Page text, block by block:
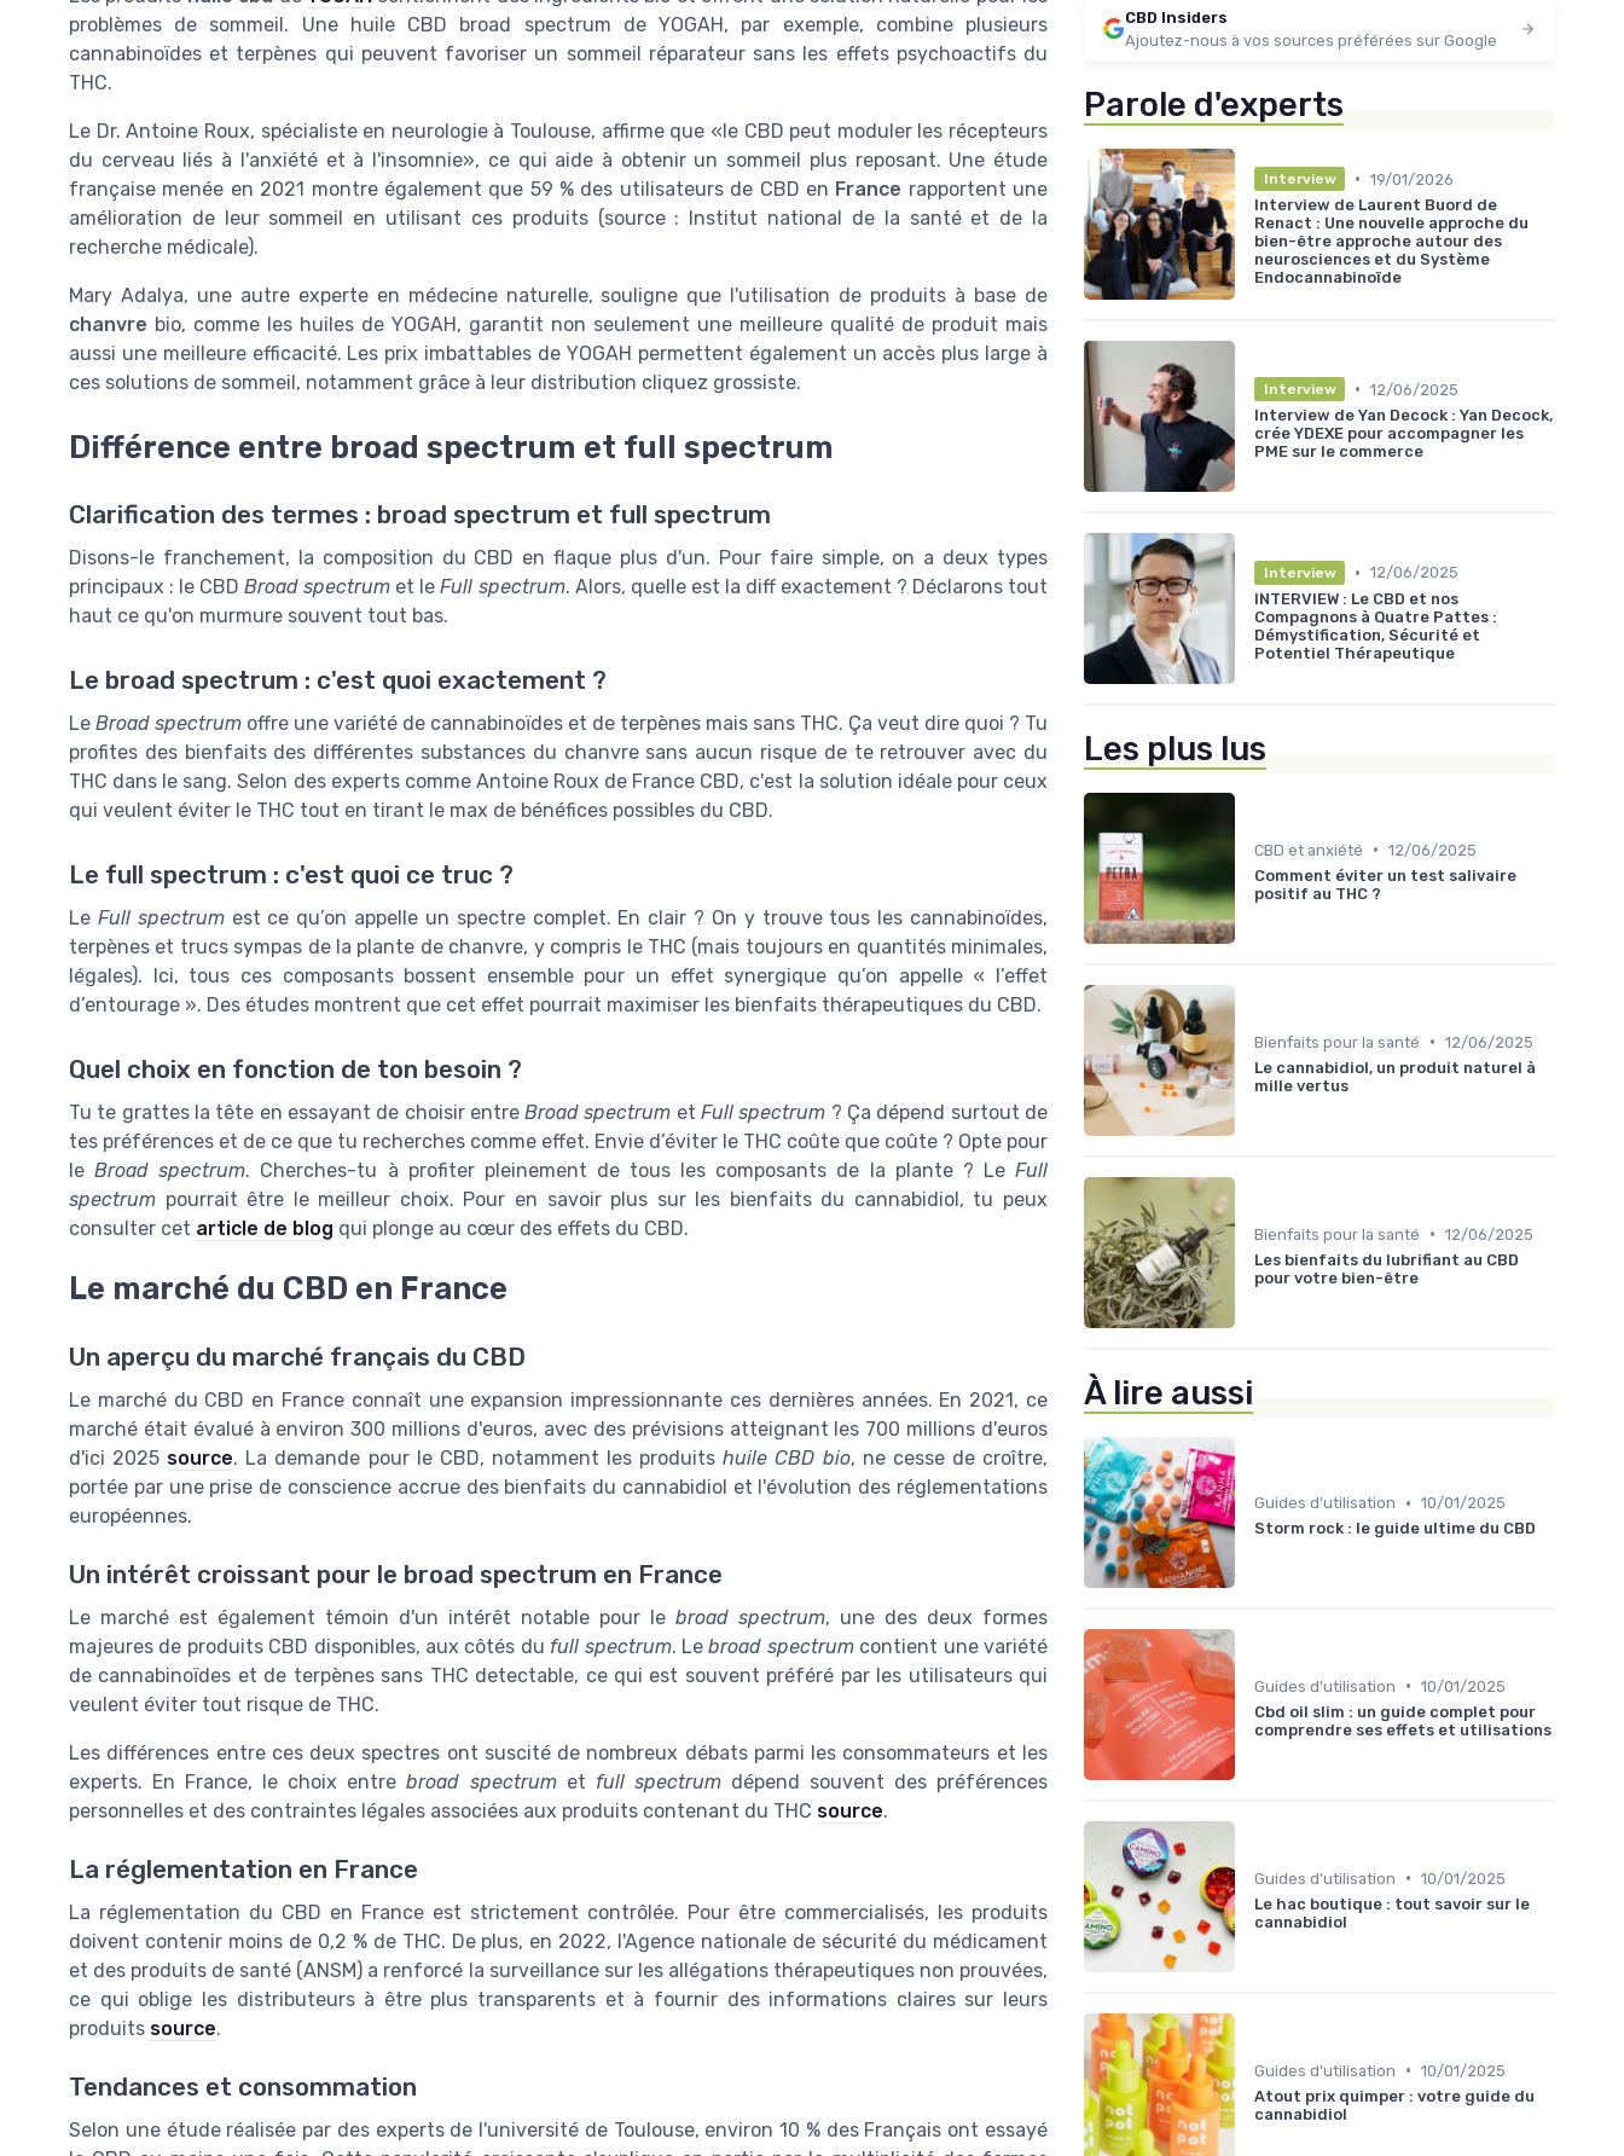
problèmes de sommeil. Une huile CBD broad spectrum de YOGAH, par exemple, combine plusieurs
cannabinoïdes et terpènes qui peuvent favoriser un sommeil réparateur sans les effets psychoactifs du
THC.
Le Dr. Antoine Roux, spécialiste en neurologie à Toulouse, affirme que «le CBD peut moduler les récepteurs
du cerveau liés à l'anxiété et à l'insomnie», ce qui aide à obtenir un sommeil plus reposant. Une étude
française menée en 2021 montre également que 59 % des utilisateurs de CBD en France rapportent une
amélioration de leur sommeil en utilisant ces produits (source : Institut national de la santé et de la
recherche médicale).
Mary Adalya, une autre experte en médecine naturelle, souligne que l'utilisation de produits à base de
chanvre bio, comme les huiles de YOGAH, garantit non seulement une meilleure qualité de produit mais
aussi une meilleure efficacité. Les prix imbattables de YOGAH permettent également un accès plus large à
ces solutions de sommeil, notamment grâce à leur distribution cliquez grossiste.
Différence entre broad spectrum et full spectrum
Clarification des termes : broad spectrum et full spectrum
Disons-le franchement, la composition du CBD en flaque plus d'un. Pour faire simple, on a deux types
principaux : le CBDBroad spectrum et leFull spectrum. Alors, quelle est la diff exactement ? Déclarons tout
haut ce qu'on murmure souvent tout bas.
Le broad spectrum : c'est quoi exactement ?
Le Broad spectrum offre une variété de cannabinoïdes et de terpènes mais sans THC. Ça veut dire quoi ? Tu
profites des bienfaits des différentes substances du chanvre sans aucun risque de te retrouver avec du
THC dans le sang. Selon des experts comme Antoine Roux de France CBD, c'est la solution idéale pour ceux
qui veulent éviter le THC tout en tirant le max de bénéfices possibles du CBD.
Le full spectrum : c'est quoi ce truc ?
Le Full spectrumest ce qu’on appelle un spectre complet. En clair ? On y trouve tous les cannabinoïdes,
terpènes et trucs sympas de la plante de chanvre, y compris le THC (mais toujours en quantités minimales,
légales). Ici, tous ces composants bossent ensemble pour un effet synergique qu’on appelle « l’effet
d’entourage ». Des études montrent que cet effet pourrait maximiser les bienfaits thérapeutiques du CBD.
Quel choix en fonction de ton besoin ?
Tu te grattes la tête en essayant de choisir entreBroad spectrum etFull spectrum ? Ça dépend surtout de
tes préférences et de ce que tu recherches comme effet. Envie d’éviter le THC coûte que coûte ? Opte pour
leBroad spectrum. Cherches-tu à profiter pleinement de tous les composants de la plante ? Le Full
spectrum pourrait être le meilleur choix. Pour en savoir plus sur les bienfaits du cannabidiol, tu peux
consulter cet article de blog qui plonge au cœur des effets du CBD.
Le marché du CBD en France
Un aperçu du marché français du CBD
Le marché du CBD en France connaît une expansion impressionnante ces dernières années. En 2021, ce
marché était évalué à environ 300 millions d'euros, avec des prévisions atteignant les 700 millions d'euros
d'ici 2025 source. La demande pour le CBD, notamment les produitshuile CBD bio, ne cesse de croître,
portée par une prise de conscience accrue des bienfaits du cannabidiol et l'évolution des réglementations
européennes.
Un intérêt croissant pour le broad spectrum en France
Le marché est également témoin d'un intérêt notable pour le broad spectrum, une des deux formes
majeures de produits CBD disponibles, aux côtés du full spectrum. Lebroad spectrumcontient une variété
de cannabinoïdes et de terpènes sans THC detectable, ce qui est souvent préféré par les utilisateurs qui
veulent éviter tout risque de THC.
Les différences entre ces deux spectres ont suscité de nombreux débats parmi les consommateurs et les
experts. En France, le choix entrebroad spectrumet full spectrumdépend souvent des préférences
personnelles et des contraintes légales associées aux produits contenant du THC source.
La réglementation en France
La réglementation du CBD en France est strictement contrôlée. Pour être commercialisés, les produits
doivent contenir moins de 0,2 % de THC. De plus, en 2022, l'Agence nationale de sécurité du médicament
et des produits de santé (ANSM) a renforcé la surveillance sur les allégations thérapeutiques non prouvées,
ce qui oblige les distributeurs à être plus transparents et à fournir des informations claires sur leurs
produits source.
Tendances et consommation
Selon une étude réalisée par des experts de l'université de Toulouse, environ 10 % des Français ont essayé
CBD Insiders
Ajoutez-nous à vos sources préférées sur Google
Parole d'experts
Interview • 19/01/2026
Interview de Laurent Buord de
Renact : Une nouvelle approche du
bien-être approche autour des
neurosciences et du Système
Endocannabinoïde
Interview • 12/06/2025
Interview de Yan Decock : Yan Decock,
crée YDEXE pour accompagner les
PME sur le commerce
Interview • 12/06/2025
INTERVIEW : Le CBD et nos
Compagnons à Quatre Pattes :
Démystification, Sécurité et
Potentiel Thérapeutique
Les plus lus
CBD et anxiété • 12/06/2025
Comment éviter un test salivaire
positif au THC ?
Bienfaits pour la santé • 12/06/2025
Le cannabidiol, un produit naturel à
mille vertus
Bienfaits pour la santé • 12/06/2025
Les bienfaits du lubrifiant au CBD
pour votre bien-être
À lire aussi
Guides d'utilisation • 10/01/2025
Storm rock : le guide ultime du CBD
Guides d'utilisation • 10/01/2025
Cbd oil slim : un guide complet pour
comprendre ses effets et utilisations
Guides d'utilisation • 10/01/2025
Le hac boutique : tout savoir sur le
cannabidiol
Guides d'utilisation • 10/01/2025
Atout prix quimper : votre guide du
cannabidiol